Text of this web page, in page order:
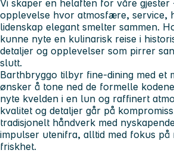
Vi skaper en helaften for våre gjester
opplevelse hvor atmosfære, service,
lidenskap elegant smelter sammen.
kunne nyte en kulinarisk reise i
detaljer og opplevelser som pirrer
slutt.
Barthbryggo tilbyr fine-dining med et
ønsker å tone ned de formelle
nyte kvelden i en lun og raffinert
kvalitet og detaljer går på
tradisjonelt håndverk med
impulser utenifra, alltid med fokus på
friskhet.